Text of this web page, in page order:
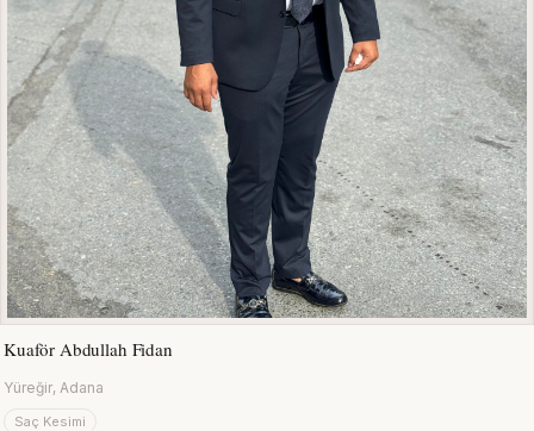
Kuaför Abdullah Fidan
Yüreğir, Adana
Saç Kesimi